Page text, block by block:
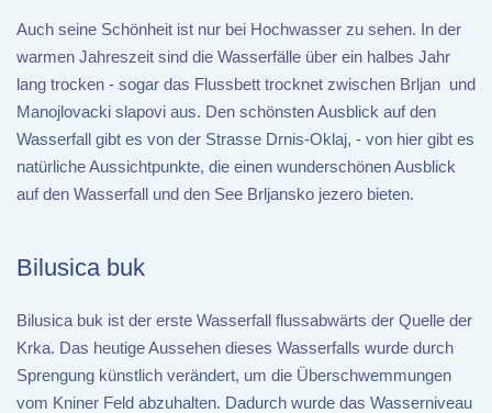
Auch seine Schönheit ist nur bei Hochwasser zu sehen. In der
warmen Jahreszeit sind die Wasserfälle über ein halbes Jahr
lang trocken - sogar das Flussbett trocknet zwischen Brljan und
Manojlovacki slapovi aus. Den schönsten Ausblick auf den
Wasserfall gibt es von der Strasse Drnis-Oklaj, - von hier gibt es
natürliche Aussichtpunkte, die einen wunderschönen Ausblick
auf den Wasserfall und den See Brljansko jezero bieten.
Bilusica buk
Bilusica buk ist der erste Wasserfall flussabwärts der Quelle der
Krka. Das heutige Aussehen dieses Wasserfalls wurde durch
Sprengung künstlich verändert, um die Überschwemmungen
vom Kniner Feld abzuhalten. Dadurch wurde das Wasserniveau